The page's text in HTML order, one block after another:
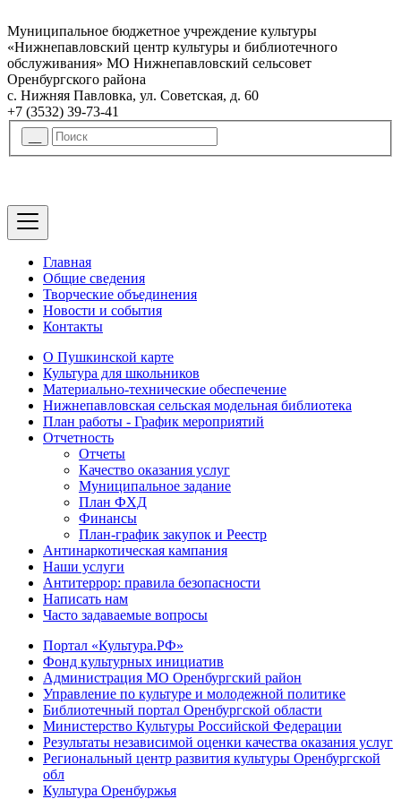
Муниципальное бюджетное учреждение культуры
«Нижнепавловский центр культуры и библиотечного
обслуживания» МО Нижнепавловский сельсовет
Оренбургского района
с. Нижняя Павловка, ул. Советская, д. 60
+7 (3532) 39-73-41
Главная
Общие сведения
Творческие объединения
Новости и события
Контакты
О Пушкинской карте
Культура для школьников
Материально-технические обеспечение
Нижнепавловская сельская модельная библиотека
План работы - График мероприятий
Отчетность
Отчеты
Качество оказания услуг
Муниципальное задание
План ФХД
Финансы
План-график закупок и Реестр
Антинаркотическая кампания
Наши услуги
Антитеррор: правила безопасности
Написать нам
Часто задаваемые вопросы
Портал «Культура.РФ»
Фонд культурных инициатив
Администрация МО Оренбургский район
Управление по культуре и молодежной политике
Библиотечный портал Оренбургской области
Министерство Культуры Российской Федерации
Результаты независимой оценки качества оказания услуг
Региональный центр развития культуры Оренбургской
обл
Культура Оренбуржья